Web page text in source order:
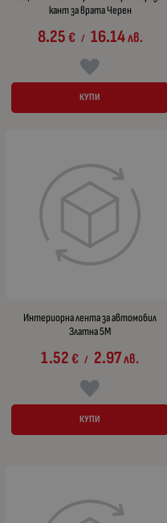
кант за врата Черен
8.25€ / 16.14лв.
КУПИ
Интериорна лента за автомобил
Златна 5М
1.52€ / 2.97лв.
КУПИ